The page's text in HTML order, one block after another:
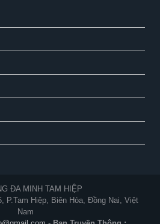
ĐA MINH TAM HIỆP
P.Tam Hiệp, Biên Hòa, Đồng Nai, Việt
Nam